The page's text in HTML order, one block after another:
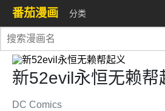
番茄漫画 分类
新52evil永恒无赖帮
DC Comics